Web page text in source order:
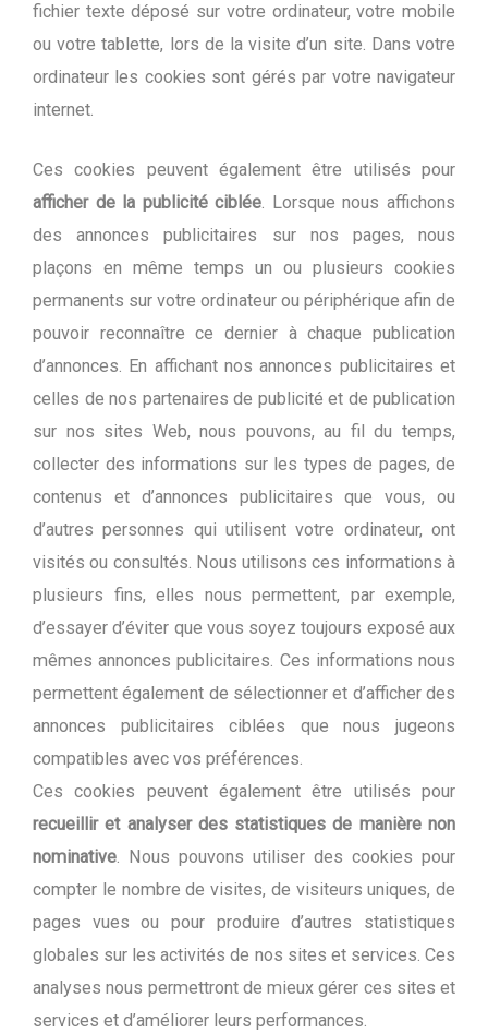
fichier texte déposé sur votre ordinateur, votre mobile
ou votre tablette, lors de la visite d’un site. Dans votre
ordinateur les cookies sont gérés par votre navigateur
internet.
Ces cookies peuvent également être utilisés pour
afficher de la publicité ciblée. Lorsque nous affichons
des annonces publicitaires sur nos pages, nous
plaçons en même temps un ou plusieurs cookies
permanents sur votre ordinateur ou périphérique afin de
pouvoir reconnaître ce dernier à chaque publication
d’annonces. En affichant nos annonces publicitaires et
celles de nos partenaires de publicité et de publication
sur nos sites Web, nous pouvons, au fil du temps,
collecter des informations sur les types de pages, de
contenus et d’annonces publicitaires que vous, ou
d’autres personnes qui utilisent votre ordinateur, ont
visités ou consultés. Nous utilisons ces informations à
plusieurs fins, elles nous permettent, par exemple,
d’essayer d’éviter que vous soyez toujours exposé aux
mêmes annonces publicitaires. Ces informations nous
permettent également de sélectionner et d’afficher des
annonces publicitaires ciblées que nous jugeons
compatibles avec vos préférences.
Ces cookies peuvent également être utilisés pour
recueillir et analyser des statistiques de manière non
nominative. Nous pouvons utiliser des cookies pour
compter le nombre de visites, de visiteurs uniques, de
pages vues ou pour produire d’autres statistiques
globales sur les activités de nos sites et services. Ces
analyses nous permettront de mieux gérer ces sites et
services et d’améliorer leurs performances.